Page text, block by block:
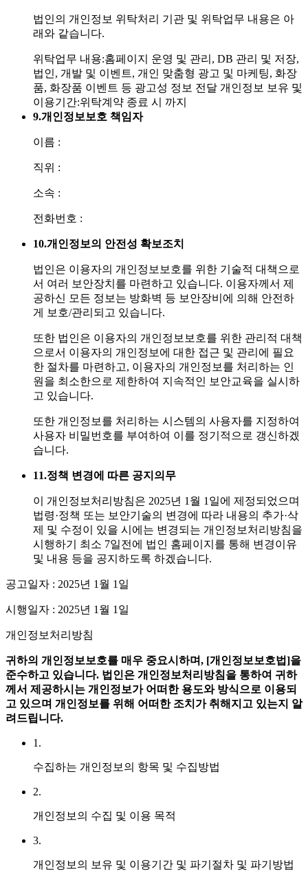
법인의 개인정보 위탁처리 기관 및 위탁업무 내용은 아
래와 같습니다.
위탁업무 내용:홈페이지 운영 및 관리, DB 관리 및 저장,
법인, 개발 및 이벤트, 개인 맞춤형 광고 및 마케팅, 화장
품, 화장품 이벤트 등 광고성 정보 전달 개인정보 보유 및
이용기간:위탁계약 종료 시 까지
9.개인정보보호 책임자
이름 :
직위 :
소속 :
전화번호 :
10.개인정보의 안전성 확보조치
법인은 이용자의 개인정보보호를 위한 기술적 대책으로
서 여러 보안장치를 마련하고 있습니다. 이용자께서 제
공하신 모든 정보는 방화벽 등 보안장비에 의해 안전하
게 보호/관리되고 있습니다.
또한 법인은 이용자의 개인정보보호를 위한 관리적 대책
으로서 이용자의 개인정보에 대한 접근 및 관리에 필요
한 절차를 마련하고, 이용자의 개인정보를 처리하는 인
원을 최소한으로 제한하여 지속적인 보안교육을 실시하
고 있습니다.
또한 개인정보를 처리하는 시스템의 사용자를 지정하여
사용자 비밀번호를 부여하여 이를 정기적으로 갱신하겠
습니다.
11.정책 변경에 따른 공지의무
이 개인정보처리방침은 2025년 1월 1일에 제정되었으며
법령·정책 또는 보안기술의 변경에 따라 내용의 추가·삭
제 및 수정이 있을 시에는 변경되는 개인정보처리방침을
시행하기 최소 7일전에 법인 홈페이지를 통해 변경이유
및 내용 등을 공지하도록 하겠습니다.
공고일자 : 2025년 1월 1일
시행일자 : 2025년 1월 1일
개인정보처리방침
귀하의 개인정보보호를 매우 중요시하며, [개인정보보호법]을
준수하고 있습니다. 법인은 개인정보처리방침을 통하여 귀하
께서 제공하시는 개인정보가 어떠한 용도와 방식으로 이용되
고 있으며 개인정보를 위해 어떠한 조치가 취해지고 있는지 알
려드립니다.
1.
수집하는 개인정보의 항목 및 수집방법
2.
개인정보의 수집 및 이용 목적
3.
개인정보의 보유 및 이용기간 및 파기절차 및 파기방법